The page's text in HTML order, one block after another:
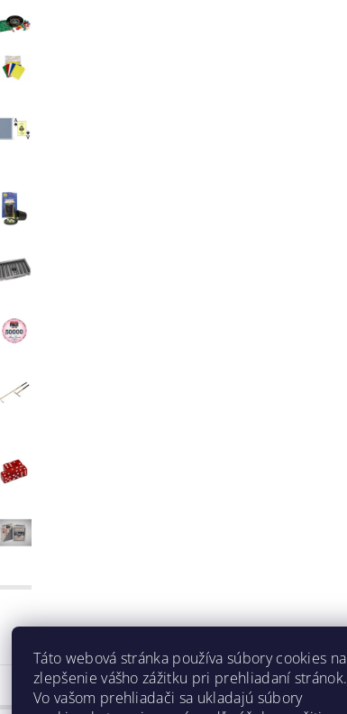
Táto webová stránka používa súbory cookies na
zlepšenie vášho zážitku pri prehliadaní stránok.
Vo vašom prehliadači sa ukladajú súbory